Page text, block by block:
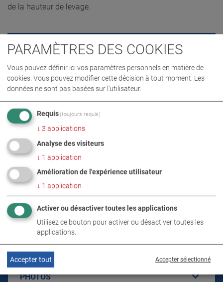
de la hauteur de levage.
DEMANDE D’OFFRE
DÉTAILS PRODUIT / CONTENU DE LA
LIVRAISON
TÉLÉCHARGEMENTS
CARACTÉRISTIQUES TECHNIQUES
PHOTOS
PARAMÈTRES DES COOKIES
Vous pouvez définir ici vos paramètres personnels en matière de
cookies. Vous pouvez modifier cette décision à tout moment. Les
données ne sont pas basées sur l'utilisateur.
Requis (toujours requis)
↓ 3 applications
Analyse des visiteurs
↓ 1 application
Amélioration de l'expérience utilisateur
↓ 1 application
Activer ou désactiver toutes les applications
Utilisez ce bouton pour activer ou désactiver toutes les
applications.
Accepter sélectionné
Accepter tout